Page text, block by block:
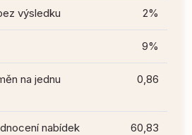
výsledku 2%
9%
na jednu
0,86
nabídek
60,83